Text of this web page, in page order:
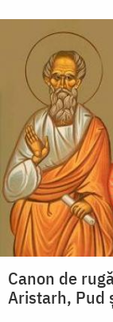
Canon de
Aristarh, Pud